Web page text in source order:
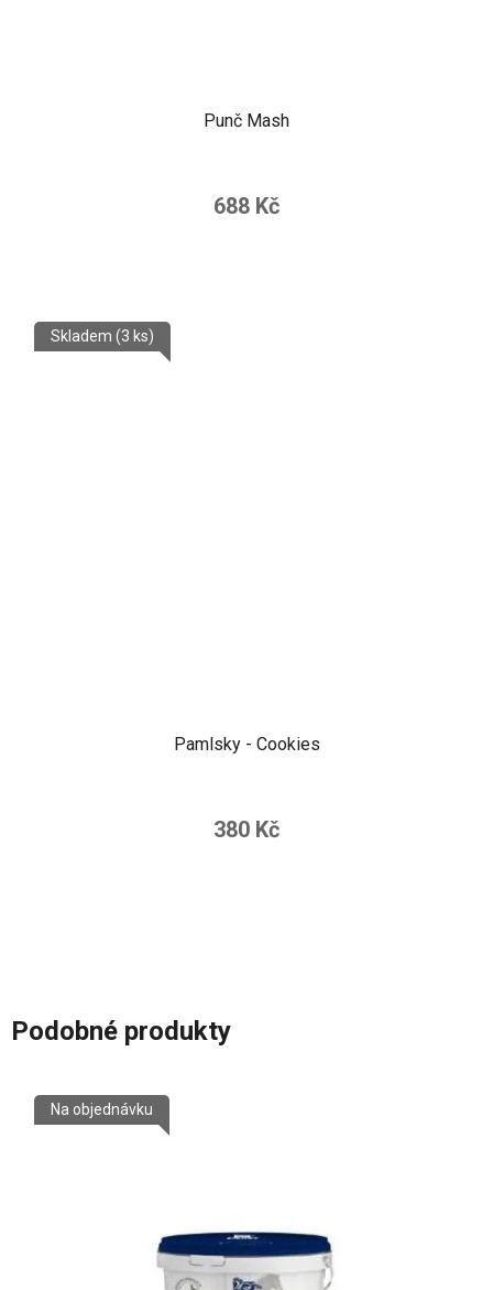
Punč Mash
688 Kč
Pamlsky - Cookies
Skladem (3 ks)
380 Kč
Podobné produkty
Na objednávku